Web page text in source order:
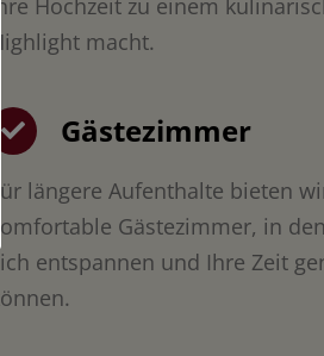
Ihre Hochzeit zu einem
Highlight macht.
Gästezimmer
Für längere Aufenthalte bieten
komfortable Gästezimmer, in
entspannen und Ihre Zeit